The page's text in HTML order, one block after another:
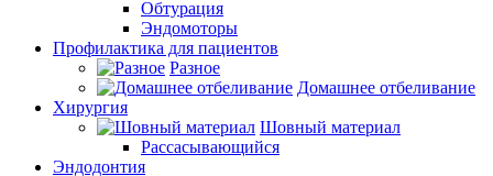
Обтурация
Эндомоторы
Профилактика для пациентов
Разное
Домашнее отбеливание
Хирургия
Шовный материал
Рассасывающийся
Эндодонтия